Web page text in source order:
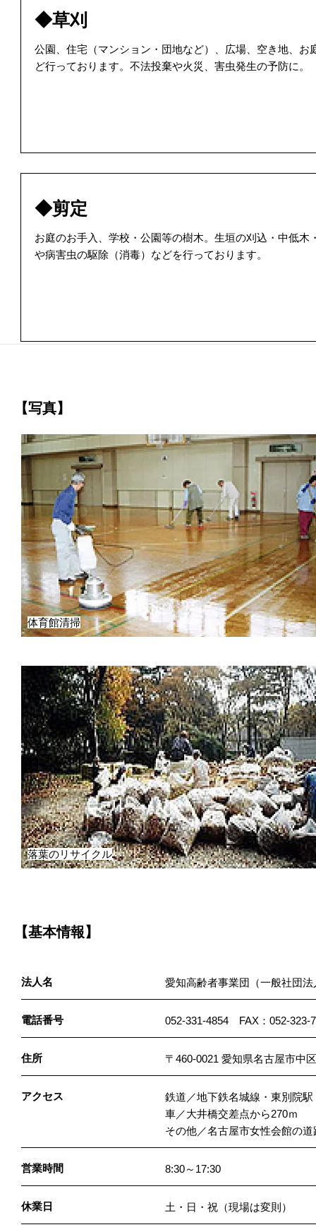
◆草刈
公園、住宅（マンション・団地など）、広場、空き地、お
ど行っております。不法投棄や火災、害虫発生の予防に。
◆剪定
お庭のお手入、学校・公園等の樹木。生垣の刈込・中低木
や病害虫の駆除（消毒）などを行っております。
【写真】
体育館清掃
落葉のリサイクル
【基本情報】
法人名 愛知高齢者事業団（一般社団法
電話番号 052-331-4854 FAX：052-323-
住所 〒460-0021 愛知県名古屋市中
アクセス
鉄道／地下鉄名城線・東別院
車／大井橋交差点から270ｍ
その他／名古屋市女性会館の
営業時間 8:30～17:30
休業日 土・日・祝（現場は変則）